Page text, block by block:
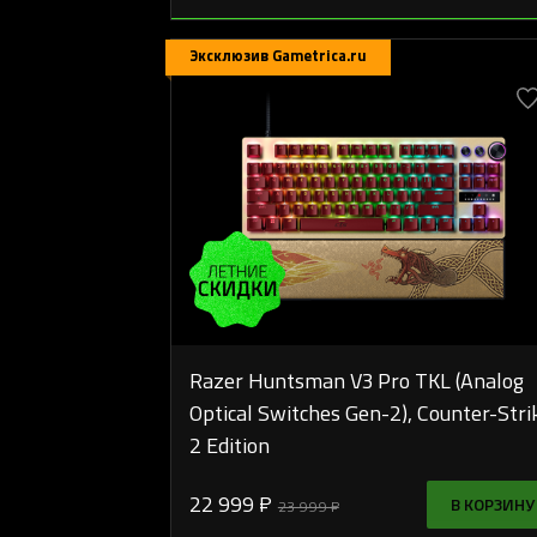
Эксклюзив Gametrica.ru
Razer Huntsman V3 Pro TKL (Analog
Optical Switches Gen-2), Counter-
2 Edition
22 999 ₽ 23 999 ₽ В КОРЗИНУ